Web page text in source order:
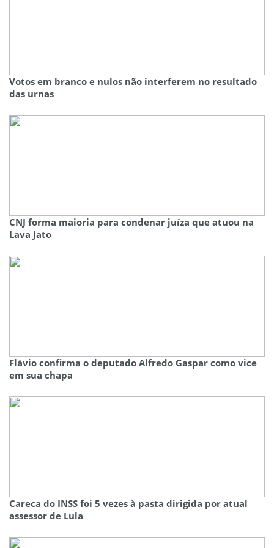
Votos em branco e nulos não interferem no resultado
das urnas
CNJ forma maioria para condenar juíza que atuou na
Lava Jato
Flávio confirma o deputado Alfredo Gaspar como vice
em sua chapa
Careca do INSS foi 5 vezes à pasta dirigida por atual
assessor de Lula